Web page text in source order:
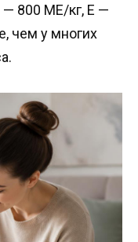
800 МЕ/кг, Е —
чем у многих